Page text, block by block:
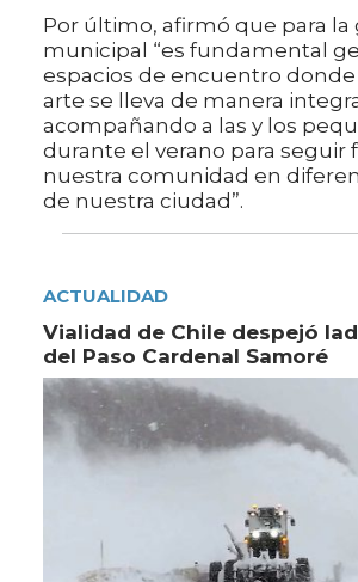
Por último, afirmó que para la
municipal “es fundamental
espacios de encuentro donde
arte se lleva de manera
acompañando a las y los
durante el verano para seguir
nuestra comunidad en
de nuestra ciudad”.
ACTUALIDAD
Vialidad de Chile despejó
del Paso Cardenal Samoré